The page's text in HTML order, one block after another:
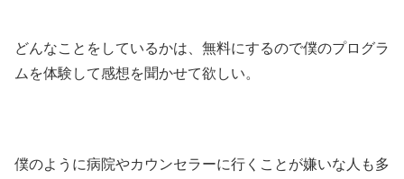
どんなことをしているかは、無料にするので僕のプログラ
ムを体験して感想を聞かせて欲しい。
僕のように病院やカウンセラーに行くことが嫌いな人も多